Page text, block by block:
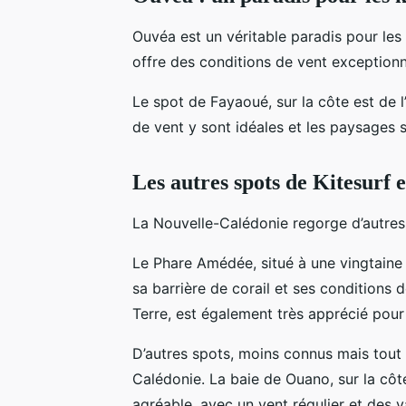
Ouvéa est un véritable paradis pour les
offre des conditions de vent
Le spot de Fayaoué, sur la côte est de
de vent y sont idéales et les paysages
Les autres spots de Kitesurf
La Nouvelle-Calédonie regorge
Le Phare Amédée, situé à une
sa barrière de corail et ses conditions
Terre, est également très apprécié
D’autres spots, moins connus mais
Calédonie. La baie de Ouano, sur la